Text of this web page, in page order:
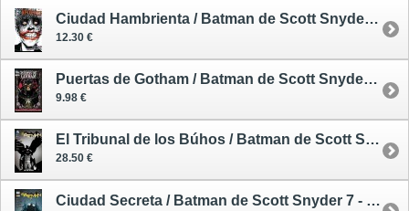
Ciudad Hambrienta / Batman de Scott Snyder 3 - cómic
12.30 €
Puertas de Gotham / Batman de Scott Snyder 4 - cómic
9.98 €
El Tribunal de los Búhos / Batman de Scott Snyder 5 - cómic - tapa dura
28.50 €
Ciudad Secreta / Batman de Scott Snyder 7 - cómic